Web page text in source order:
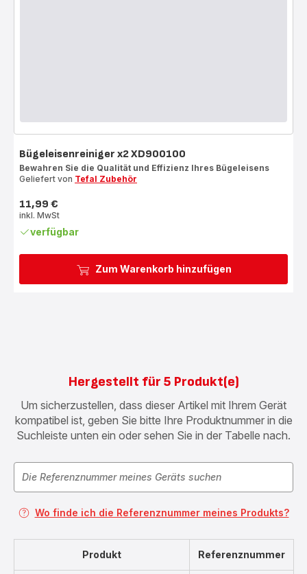
Zum Warenkorb hinzufügen
Bügeleisenreiniger x2 XD900100
Bewahren Sie die Qualität und Effizienz Ihres Bügeleisens
Geliefert von Tefal Zubehör
Preis
11,99 €
inkl. MwSt
verfügbar
Hergestellt für 5 Produkt(e)
Um sicherzustellen, dass dieser Artikel mit Ihrem Gerät
kompatibel ist, geben Sie bitte Ihre Produktnummer in die
Suchleiste unten ein oder sehen Sie in der Tabelle nach.
Wo finde ich die Referenznummer meines Produkts?
Produkt Referenznummer